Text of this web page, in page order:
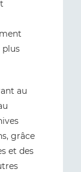
plus
au
grâce
et des